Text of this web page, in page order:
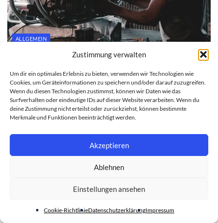
Zustimmung verwalten
Um dir ein optimales Erlebnis zu bieten, verwenden wir Technologien wie
Cookies, um Geräteinformationen zu speichern und/oder darauf zuzugreifen.
Wenn du diesen Technologien zustimmst, können wir Daten wie das
Surfverhalten oder eindeutige IDs auf dieser Website verarbeiten. Wenn du
deine Zustimmung nicht erteilst oder zurückziehst, können bestimmte
Merkmale und Funktionen beeinträchtigt werden.
Akzeptieren
Ablehnen
Einstellungen ansehen
Cookie-RichtlinieDatenschutzerklärungImpressum
ALLGEMEIN
Motorradpflege für Einsteiger: Was Sie selbst
erledigen können und wann die Fachwerkstatt ran
muss
27. JULI 2026